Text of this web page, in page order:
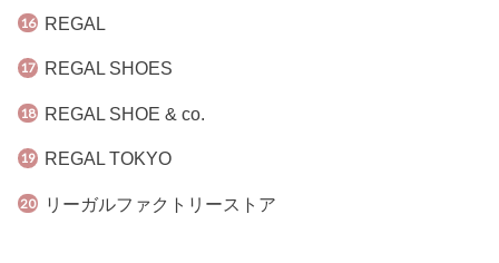
REGAL
REGAL SHOES
REGAL SHOE & co.
REGAL TOKYO
リーガルファクトリーストア